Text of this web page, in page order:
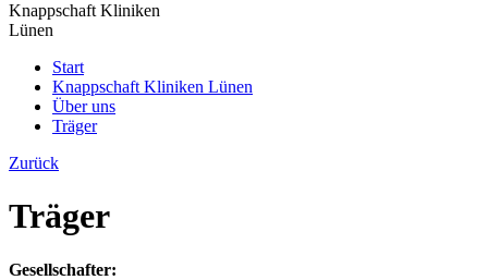
Knappschaft Kliniken
Lünen
Start
Knappschaft Kliniken Lünen
Über uns
Träger
Zurück
Träger
Gesellschafter: